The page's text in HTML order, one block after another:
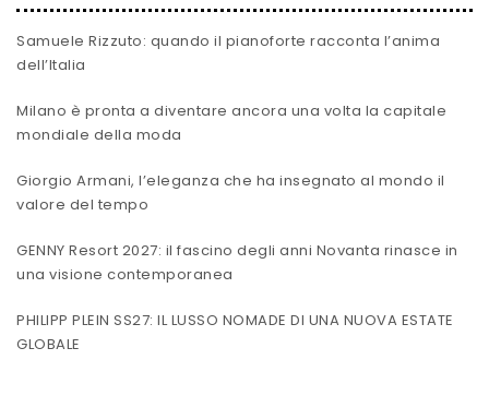
Samuele Rizzuto: quando il pianoforte racconta l’anima
dell’Italia
Milano è pronta a diventare ancora una volta la capitale
mondiale della moda
Giorgio Armani, l’eleganza che ha insegnato al mondo il
valore del tempo
GENNY Resort 2027: il fascino degli anni Novanta rinasce in
una visione contemporanea
PHILIPP PLEIN SS27: IL LUSSO NOMADE DI UNA NUOVA ESTATE
GLOBALE